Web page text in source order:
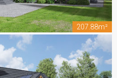
207.88m²